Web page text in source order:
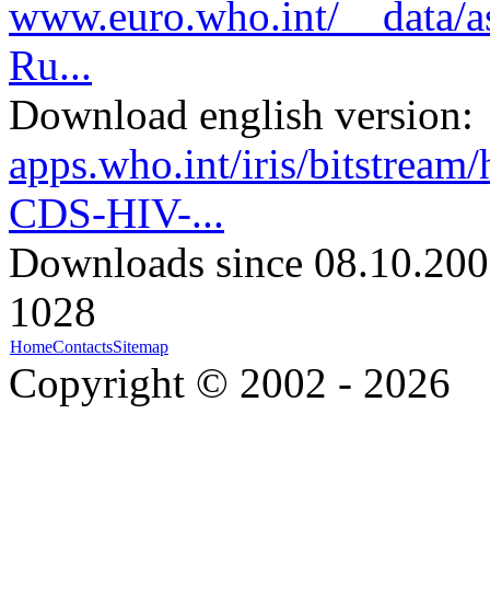
www.euro.who.int/__data/
Ru...
Download english version:
apps.who.int/iris/
CDS-HIV-...
Downloads since
1028
HomeContactsSitemap
Copyright © 2002 - 2026